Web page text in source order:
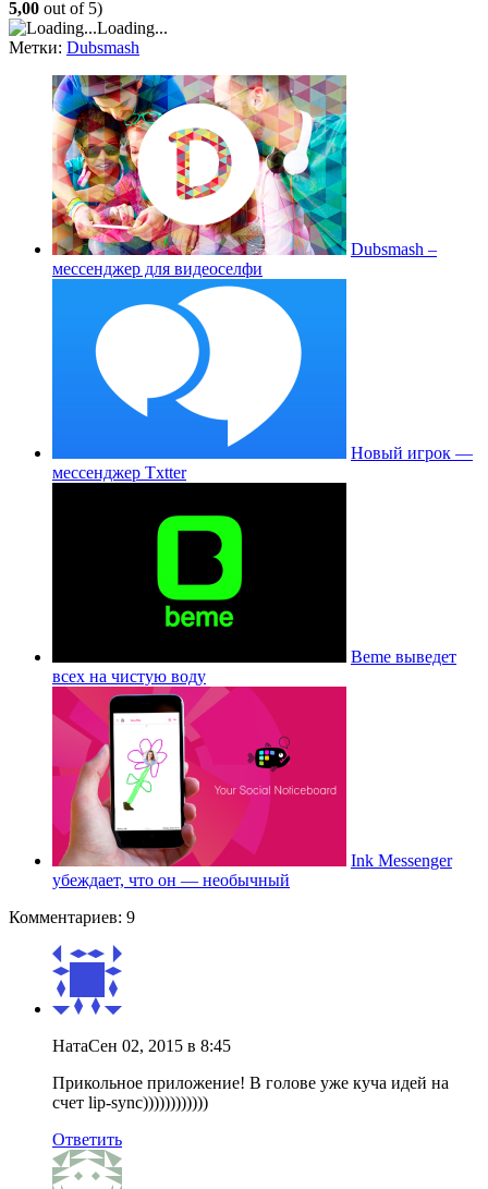
5,00 out of 5)
Loading...
Метки: Dubsmash
Dubsmash –
мессенджер для видеоселфи
Новый игрок —
мессенджер Txtter
Beme выведет
всех на чистую воду
Ink Messenger
убеждает, что он — необычный
Комментариев: 9
НатаСен 02, 2015 в 8:45
Прикольное приложение! В голове уже куча идей на
счет lip-sync))))))))))))
Ответить